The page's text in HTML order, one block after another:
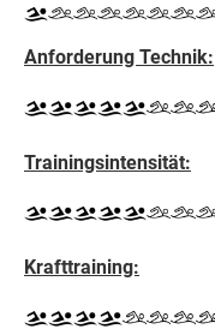
Anforderung Technik:
Trainingsintensität:
Krafttraining: